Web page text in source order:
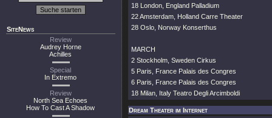
SiteNews
Review
Audrey Horne
Achilles
Special
In Extremo
Review
North Sea Echoes
How To Cast A Shadow
18 London, England Palladium
22 Amsterdam, Holland Carre Theater
28 Oslo, Norway Konserthus
MARCH
2 Stockholm, Sweden Cirkus
5 Paris, France Palais des Congres
6 Paris, France Palais des Congres
18 Milan, Italy Teatro Degli Arcimboldi
Dream Theater im Internet